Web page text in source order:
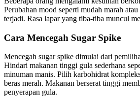
Perubahan mood seperti mudah marah
terjadi. Rasa lapar yang tiba-tiba muncul
Cara Mencegah Sugar Spike
Mencegah sugar spike dimulai dari
Hindari makanan tinggi gula sederhana
minuman manis. Pilih karbohidrat
beras merah. Makanan berserat tinggi
penyerapan gula.